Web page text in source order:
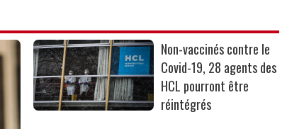
Non-vaccinés contre le
Covid-19, 28 agents des
HCL pourront être
réintégrés